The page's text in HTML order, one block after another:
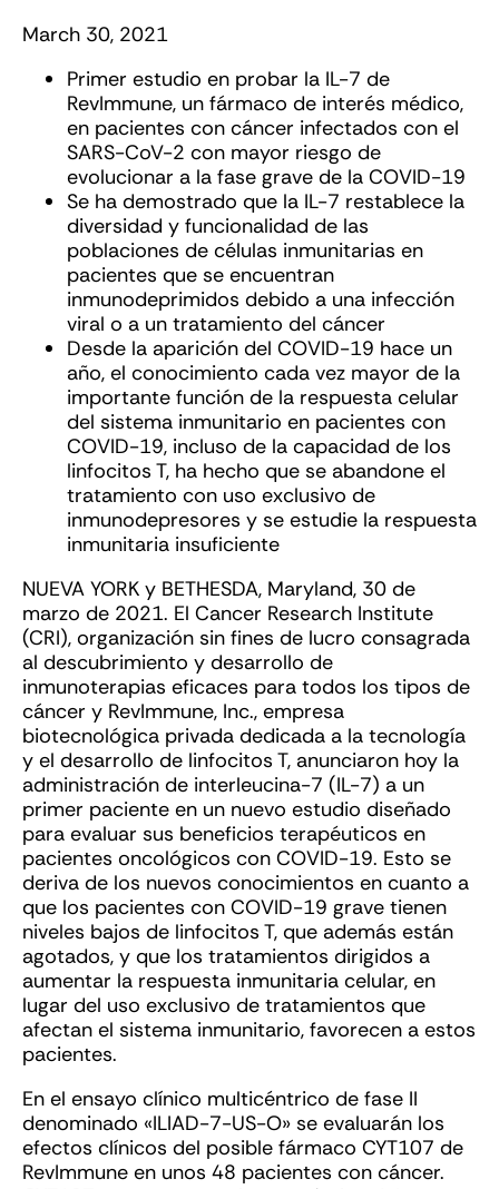
March 30, 2021
Primer estudio en probar la IL-7 de
RevImmune, un fármaco de interés médico,
en pacientes con cáncer infectados con el
SARS-CoV-2 con mayor riesgo de
evolucionar a la fase grave de la COVID-19
Se ha demostrado que la IL-7 restablece la
diversidad y funcionalidad de las
poblaciones de células inmunitarias en
pacientes que se encuentran
inmunodeprimidos debido a una infección
viral o a un tratamiento del cáncer
Desde la aparición del COVID-19 hace un
año, el conocimiento cada vez mayor de la
importante función de la respuesta celular
del sistema inmunitario en pacientes con
COVID-19, incluso de la capacidad de los
linfocitos T, ha hecho que se abandone el
tratamiento con uso exclusivo de
inmunodepresores y se estudie la respuesta
inmunitaria insuficiente
NUEVA YORK y BETHESDA, Maryland, 30 de
marzo de 2021. El Cancer Research Institute
(CRI), organización sin fines de lucro consagrada
al descubrimiento y desarrollo de
inmunoterapias eficaces para todos los tipos de
cáncer y RevImmune, Inc., empresa
biotecnológica privada dedicada a la tecnología
y el desarrollo de linfocitos T, anunciaron hoy la
administración de interleucina-7 (IL-7) a un
primer paciente en un nuevo estudio diseñado
para evaluar sus beneficios terapéuticos en
pacientes oncológicos con COVID-19. Esto se
deriva de los nuevos conocimientos en cuanto a
que los pacientes con COVID-19 grave tienen
niveles bajos de linfocitos T, que además están
agotados, y que los tratamientos dirigidos a
aumentar la respuesta inmunitaria celular, en
lugar del uso exclusivo de tratamientos que
afectan el sistema inmunitario, favorecen a estos
pacientes.
En el ensayo clínico multicéntrico de fase II
denominado «ILIAD-7-US-O» se evaluarán los
efectos clínicos del posible fármaco CYT107 de
RevImmune en unos 48 pacientes con cáncer.